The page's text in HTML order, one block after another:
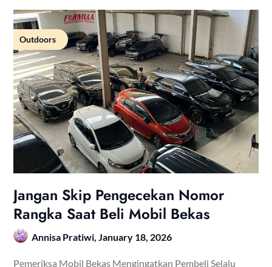
Outdoors
Jangan Skip Pengecekan Nomor
Rangka Saat Beli Mobil Bekas
Annisa Pratiwi, January 18, 2026
Pemeriksa Mobil Bekas Mengingatkan Pembeli Selalu